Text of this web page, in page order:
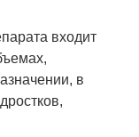
входит
в